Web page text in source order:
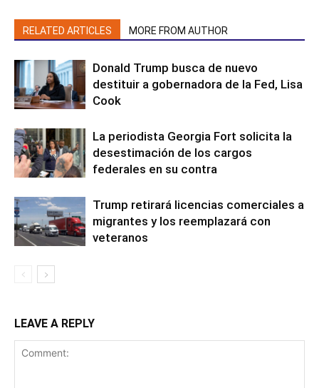
RELATED ARTICLES MORE FROM AUTHOR
Donald Trump busca de nuevo
destituir a gobernadora de la Fed, Lisa
Cook
La periodista Georgia Fort solicita la
desestimación de los cargos
federales en su contra
Trump retirará licencias comerciales a
migrantes y los reemplazará con
veteranos
LEAVE A REPLY